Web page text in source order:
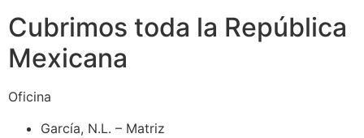
Cubrimos toda la República
Mexicana
Oficina
García, N.L. – Matriz